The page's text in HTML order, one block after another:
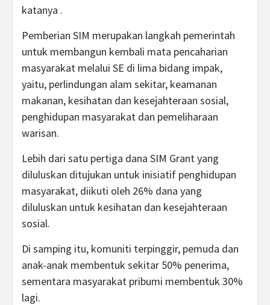
katanya .
Pemberian SIM merupakan langkah pemerintah
untuk membangun kembali mata pencaharian
masyarakat melalui SE di lima bidang impak,
yaitu, perlindungan alam sekitar, keamanan
makanan, kesihatan dan kesejahteraan sosial,
penghidupan masyarakat dan pemeliharaan
warisan.
Lebih dari satu pertiga dana SIM Grant yang
diluluskan ditujukan untuk inisiatif penghidupan
masyarakat, diikuti oleh 26% dana yang
diluluskan untuk kesihatan dan kesejahteraan
sosial.
Di samping itu, komuniti terpinggir, pemuda dan
anak-anak membentuk sekitar 50% penerima,
sementara masyarakat pribumi membentuk 30%
lagi.